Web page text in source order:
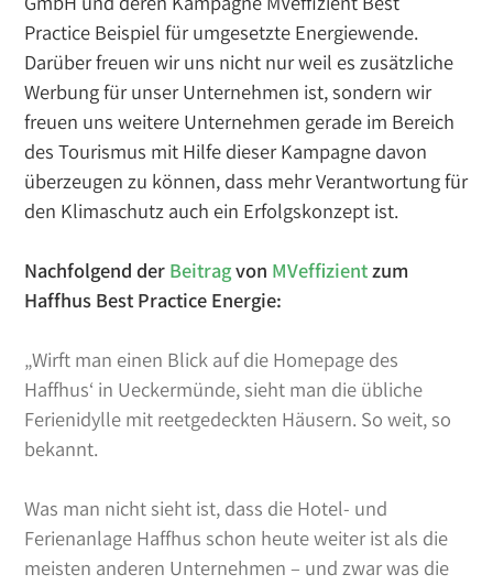
Practice Beispiel für umgesetzte Energiewende.
Darüber freuen wir uns nicht nur weil es zusätzliche
Werbung für unser Unternehmen ist, sondern wir
freuen uns weitere Unternehmen gerade im Bereich
des Tourismus mit Hilfe dieser Kampagne davon
überzeugen zu können, dass mehr Verantwortung für
den Klimaschutz auch ein Erfolgskonzept ist.
Nachfolgend der Beitragvon MVeffizientzum
Haffhus Best Practice Energie:
„Wirft man einen Blick auf die Homepage des
Haffhus‘ in Ueckermünde, sieht man die übliche
Ferienidylle mit reetgedeckten Häusern. So weit, so
bekannt.
Was man nicht sieht ist, dass die Hotel- und
Ferienanlage Haffhus schon heute weiter ist als die
meisten anderen Unternehmen – und zwar was die